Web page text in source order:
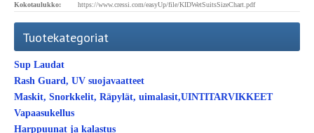
Kokotaulukko: https://www.cressi.com/easyUp/file/KIDWetSuitsSizeChart.pdf
Tuotekategoriat
Sup Laudat
Rash Guard, UV suojavaatteet
Maskit, Snorkkelit, Räpylät, uimalasit,UINTITARVIKKEET
Vapaasukellus
Harppuunat ja kalastus